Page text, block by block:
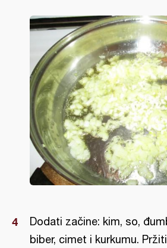
Dodati začine: kim, so,
biber, cimet i kurkumu.